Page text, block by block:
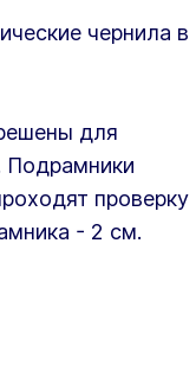
чернила в
для
Подрамники
проверку
- 2 см.